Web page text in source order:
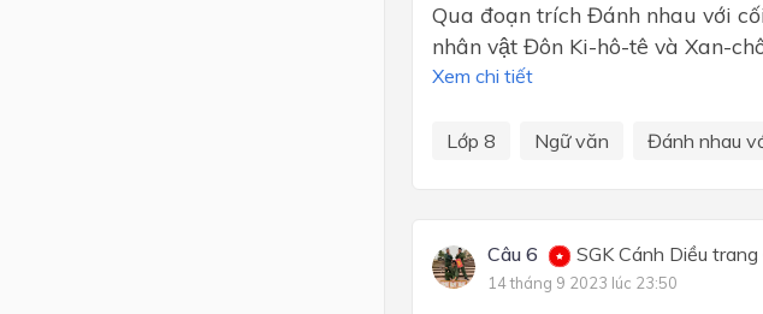
Qua đoạn trích Đánh nhau với
nhân vật Đôn Ki-hô-tê và Xan-
Xem chi tiết
Lớp 8 Ngữ văn Đánh nhau
Câu 6 SGK Cánh Diều
14 tháng 9 2023 lúc 23:50